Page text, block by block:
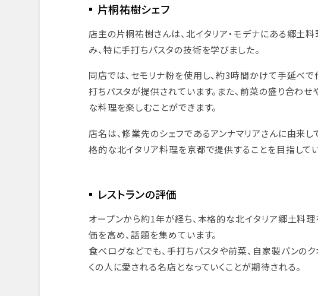
片桐祐樹シェフ
店主の片桐祐樹さんは、北イタリア・モデナにある郷土料
み、特に手打ちパスタの技術を学びました。
同店では、セモリナ粉を使用し、約3時間かけて手延べ
打ちパスタが提供されています。また、前菜の盛り合わ
な料理を楽しむことができます。
店名は、修業先のシェフであるアンナマリアさんに由来
格的な北イタリア料理を京都で提供することを目指してい
レストランの評価
オープンから約1年が経ち、本格的な北イタリア郷土料理
価を高め、話題を集めています。
食べログなどでも、手打ちパスタや前菜、自家製パンのク
くの人に愛される名店となっていくことが期待される。